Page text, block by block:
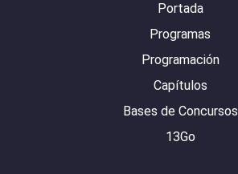
Portada
Programas
Programación
Capítulos
Bases de Concursos
13Go